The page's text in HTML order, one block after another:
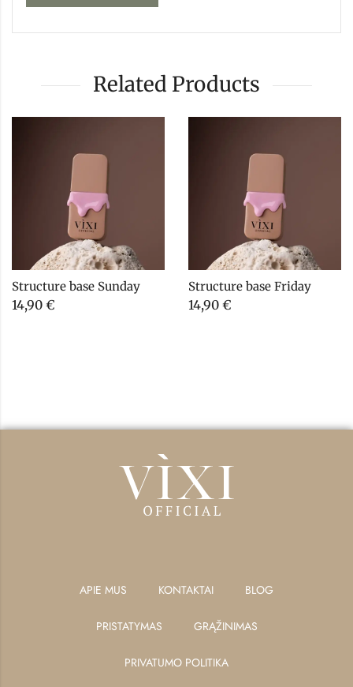
Related Products
Structure base Sunday
14,90 €
Structure base Friday
14,90 €
APIE MUS KONTAKTAI BLOG
PRISTATYMAS GRĄŽINIMAS
PRIVATUMO POLITIKA